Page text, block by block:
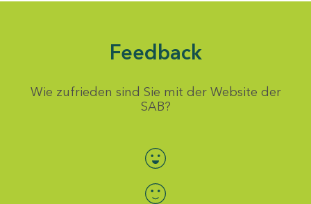
Feedback
Wie zufrieden sind Sie mit der Website der
SAB?
Bewertung auswählen